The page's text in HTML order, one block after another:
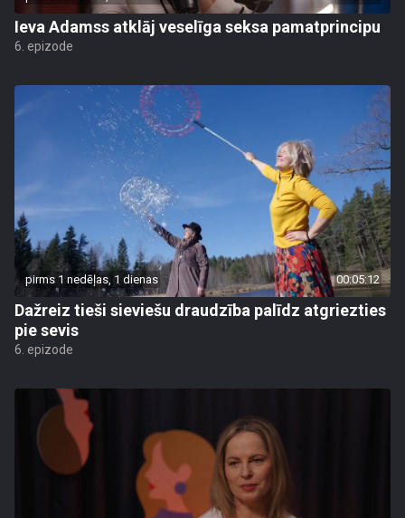
Ieva Adamss atklāj veselīga seksa pamatprincipu
6. epizode
pirms 1 nedēļas, 1 dienas 00:05:12
Dažreiz tieši sieviešu draudzība palīdz atgriezties
pie sevis
6. epizode